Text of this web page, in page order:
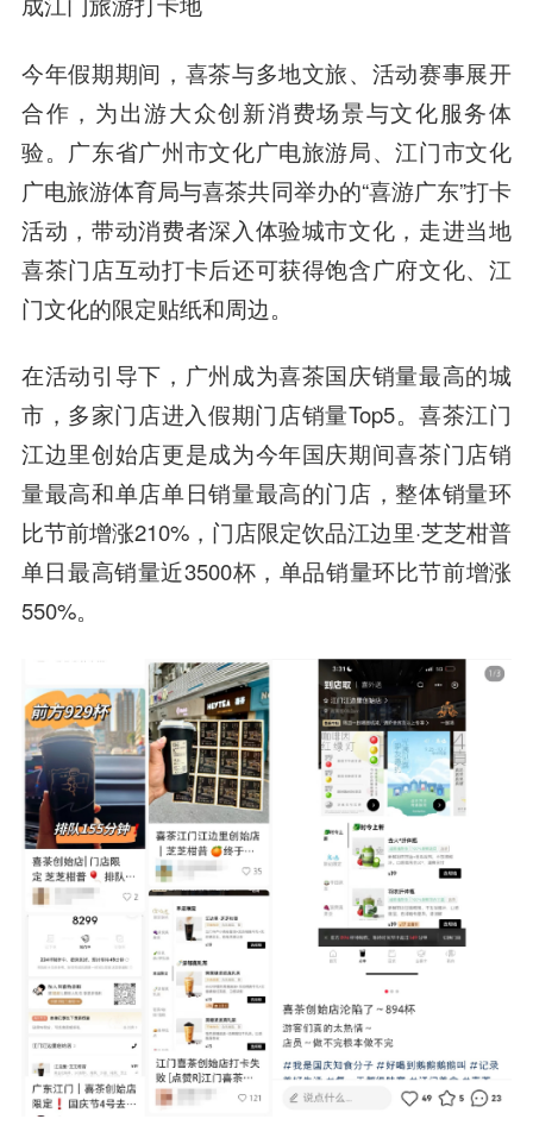
今年假期期间，喜茶与多地文旅、活动赛事展开
合作，为出游大众创新消费场景与文化服务体
验。广东省广州市文化广电旅游局、江门市文化
广电旅游体育局与喜茶共同举办的“喜游广东”打卡
活动，带动消费者深入体验城市文化，走进当地
喜茶门店互动打卡后还可获得饱含广府文化、江
门文化的限定贴纸和周边。
在活动引导下，广州成为喜茶国庆销量最高的城
市，多家门店进入假期门店销量Top5。喜茶江门
江边里创始店更是成为今年国庆期间喜茶门店销
量最高和单店单日销量最高的门店，整体销量环
比节前增涨210%，门店限定饮品江边里·芝芝柑普
单日最高销量近3500杯，单品销量环比节前增涨
550%。